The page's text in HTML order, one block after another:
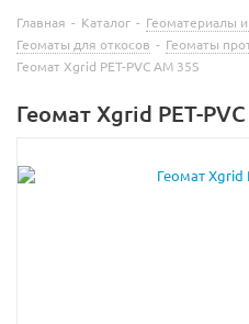
Главная - Каталог - Геоматериалы
Геоматы для откосов - Геоматы
Геомат Xgrid PET-PVC AM 35S
Геомат Xgrid PET-